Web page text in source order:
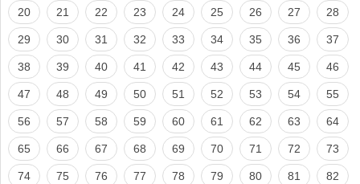
20 21 22 23 24 25 26 27 28
29 30 31 32 33 34 35 36 37
38 39 40 41 42 43 44 45 46
47 48 49 50 51 52 53 54 55
56 57 58 59 60 61 62 63 64
65 66 67 68 69 70 71 72 73
74 75 76 77 78 79 80 81 82